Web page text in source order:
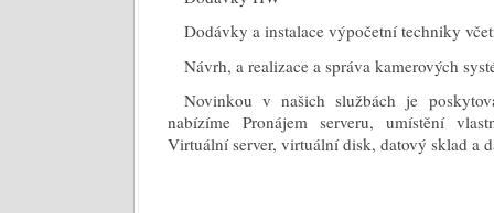
Dodávky a instalace výpočetní techniky
Návrh, a realizace a správa kamerových
Novinkou v našich službách je
nabízíme Pronájem serveru, umístění
Virtuální server, virtuální disk, datový sklad a